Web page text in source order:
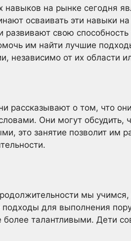
на рынке сегодня
осваивать эти навыки
свою
им найти лучшие
независимо от их области
рассказывают о том, что
Они могут
это занятие позволит им
мы
для выполнения
талантливыми. Дети